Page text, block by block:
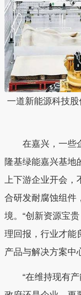
一道新能源科技
在嘉兴，一些企
隆基绿能嘉兴基地
上下游企业开会，
合研发耐腐蚀组件
境。“创新资源宝
理回报，行业才能
产品与解决方案中
“在维持现有产